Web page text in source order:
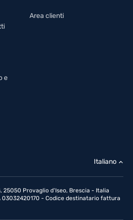
e
Area clienti
25050 Provaglio d'Iseo, Brescia - Italia
03032420170 - Codice destinatario fattura
Italiano